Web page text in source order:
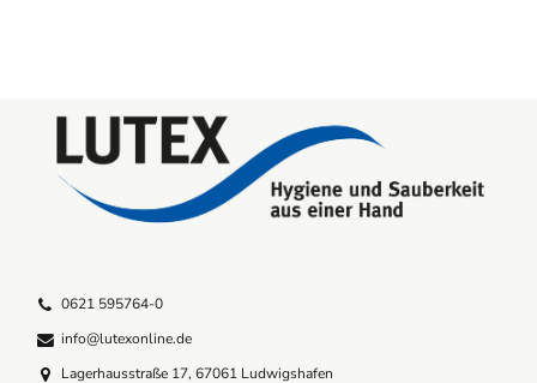
0621 595764-0
info@lutexonline.de
Lagerhausstraße 17, 67061 Ludwigshafen